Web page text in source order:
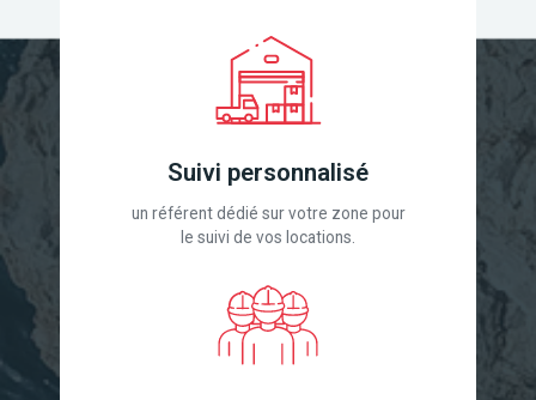
Suivi personnalisé
un référent dédié sur votre zone pour
le suivi de vos locations.